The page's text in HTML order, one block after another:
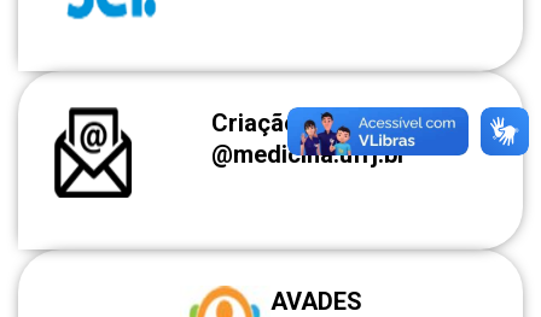
Criação de e-mail
@medicina.ufrj.br
AVADES